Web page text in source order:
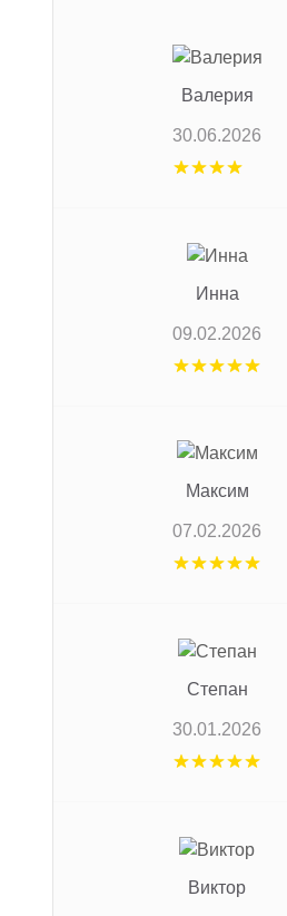
Валерия
30.06.2026
Инна
09.02.2026
Максим
07.02.2026
Степан
30.01.2026
Виктор